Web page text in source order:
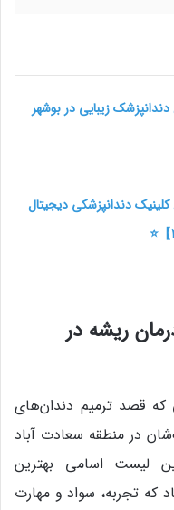
دندانپزشک زیبایی در بوشهر
کلینیک دندانپزشکی دیجیتال
ریشه در
که قصد ترمیم دندان‌های
در منطقه سعادت آباد
لیست اسامی بهترین
که تجربه، سواد و مهارت